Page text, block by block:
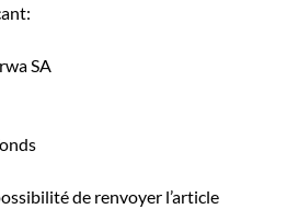
SA
de renvoyer l’article